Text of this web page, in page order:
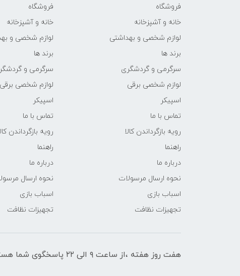
فروشگاه
خانه و آشپزخانه
لوازم شخصی و بهداشتی
برند ها
سرگرمی و گردشگری
لوازم شخصی برقی
اسپیکر
تماس با ما
رویه بازگرداندن کالا
راهنما
درباره ما
نحوه ارسال مرسولات
اسباب بازی
تجهیزات نظافت
فروشگاه
خانه و آشپزخانه
لوازم شخصی و
برند ها
سرگرمی و
لوازم شخصی برقی
اسپیکر
تماس با ما
رویه بازگرداندن
راهنما
درباره ما
نحوه ارسال
اسباب بازی
تجهیزات نظافت
هفت روز هفته ،از ساعت ۹ الی ۲۲ پاسخگوی شما هستیم